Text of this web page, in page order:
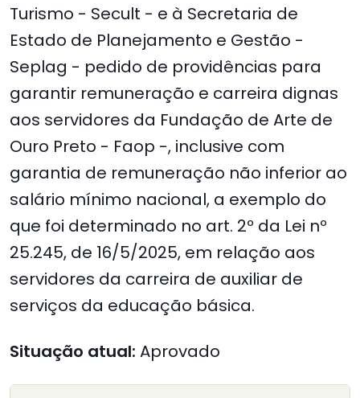
Turismo - Secult - e à Secretaria de
Estado de Planejamento e Gestão -
Seplag - pedido de providências para
garantir remuneração e carreira dignas
aos servidores da Fundação de Arte de
Ouro Preto - Faop -, inclusive com
garantia de remuneração não inferior ao
salário mínimo nacional, a exemplo do
que foi determinado no art. 2º da Lei nº
25.245, de 16/5/2025, em relação aos
servidores da carreira de auxiliar de
serviços da educação básica.
Situação atual: Aprovado